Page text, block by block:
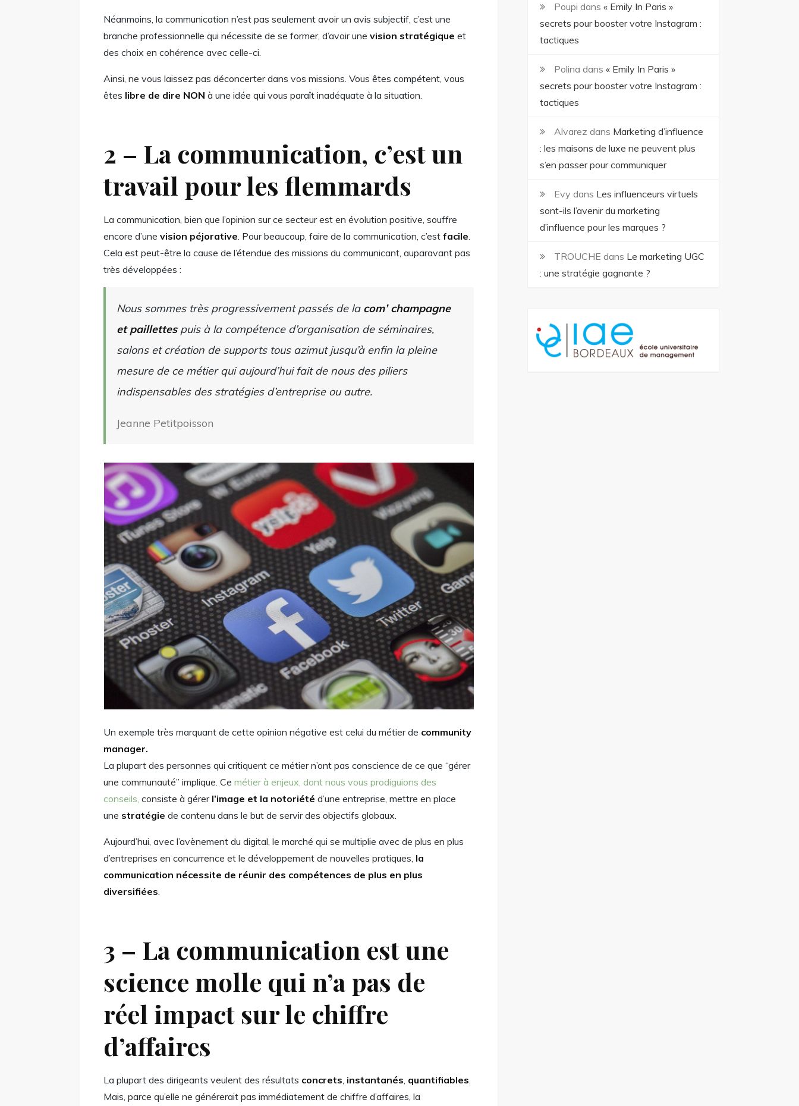
Néanmoins, la communication n’est pas seulement avoir un avis subjectif, c’est une
branche professionnelle qui nécessite de se former, d’avoir unevision stratégique et
des choix en cohérence avec celle-ci.
Ainsi, ne vous laissez pas déconcerter dans vos missions. Vous êtes compétent, vous
êtes libre de dire NON à une idée qui vous paraît inadéquate à la situation.
2 – La communication, c’est un
travail pour les flemmards
La communication, bien que l’opinion sur ce secteur est en évolution positive, souffre
encore d’unevision péjorative . Pour beaucoup, faire de la communication, c’estfacile
Cela est peut-être la cause de l’étendue des missions du communicant, auparavant pas
très développées :
Nous sommes très progressivement passés de la com’ champagne
et paillettespuis à la compétence d’organisation de séminaires,
salons et création de supports tous azimut jusqu’à enfin la pleine
mesure de ce métier qui aujourd’hui fait de nous des piliers
indispensables des stratégies d’entreprise ou autre.
Jeanne Petitpoisson
Un exemple très marquant de cette opinion négative est celui du métier de community
manager.
La plupart des personnes qui critiquent ce métier n’ont pas conscience de ce que “gérer
une communauté” implique. Cemétier à enjeux, dont nous vous prodiguions des
conseils,consiste à gérerl’image et la notoriété d’une entreprise, mettre en place
une stratégie de contenu dans le but de servir des objectifs globaux.
Aujourd’hui, avec l’avènement du digital, le marché qui se multiplie avec de plus en plus
d’entreprises en concurrence et le développement de nouvelles pratiques, la
communication nécessite de réunir des compétences de plus en plus
diversifiées.
3 – La communication est une
science molle qui n’a pas de
réel impact sur le chiffre
d’affaires
La plupart des dirigeants veulent des résultats concrets, instantanés, quantifiables.
Mais, parce qu’elle ne générerait pas immédiatement de chiffre d’affaires, la
Poupi dans« Emily In Paris »
secrets pour booster votre Instagram :
tactiques
Polina dans« Emily In Paris »
secrets pour booster votre Instagram :
tactiques
Alvarez dans Marketing d’influence
: les maisons de luxe ne peuvent plus
s’en passer pour communiquer
Evy dans Les influenceurs virtuels
sont-ils l’avenir du marketing
d’influence pour les marques ?
TROUCHE dans Le marketing UGC
: une stratégie gagnante ?